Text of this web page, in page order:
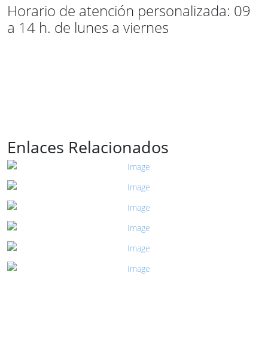
Horario de atención personalizada: 09
a 14 h. de lunes a viernes
Enlaces Relacionados